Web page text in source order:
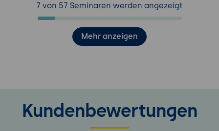
7 von 57 Seminaren werden angezeigt
Mehr anzeigen
Kundenbewertungen